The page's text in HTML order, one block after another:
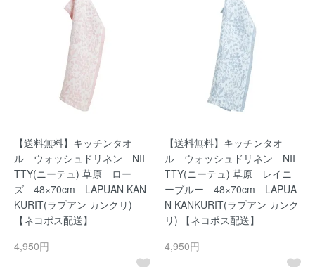
【送料無料】キッチンタオ
ル ウォッシュドリネン NII
TTY(ニーテュ) 草原 ロー
ズ 48×70cm LAPUAN KAN
KURIT(ラプアン カンクリ)
【ネコポス配送】
4,950円
【送料無料】キッチンタオ
ル ウォッシュドリネン NII
TTY(ニーテュ) 草原 レイニ
ーブルー 48×70cm LAPUA
N KANKURIT(ラプアン カンク
リ) 【ネコポス配送】
4,950円